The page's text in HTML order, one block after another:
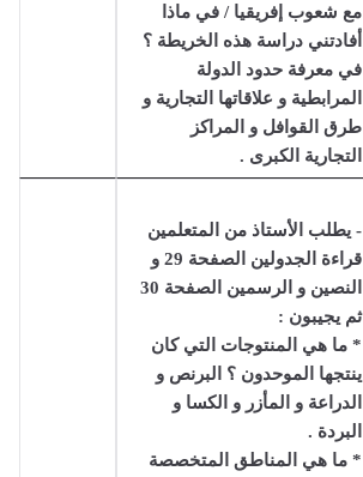
مع شعوب إفريقيا / في ماذا
أفادتني دراسة هذه الخريطة ؟
في معرفة حدود الدولة
المرابطية و علاقاتها التجارية و
طرق القوافل و المراكز
التجارية الكبرى .
- يطلب الأستاذ من المتعلمين
قراءة الجدولين الصفحة 29 و
النصين و الرسمين الصفحة 30
ثم يجيبون :
* ما هي المنتوجات التي كان
ينتجها الموحدون ؟ البرنص و
الدراعة و المأزر و الكسا و
البردة .
* ما هي المناطق المتخصصة